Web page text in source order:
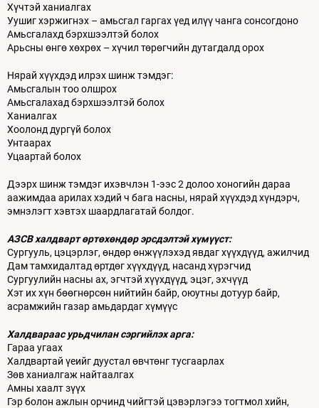
Хүчтэй ханиалгах
Уушиг хэржигнэх – амьсгал гаргах үед илүү чанга сонсогдоно
Амьсгалахд бэрхшээлтэй болох
Арьсны өнгө хөхрөх – хүчил төрөгчийн дутагдалд орох
Нярай хүүхдэд илрэх шинж тэмдэг:
Амьсгалын тоо олшрох
Амьсгалахад бэрхшээлтэй болох
Ханиалгах
Хоолонд дургүй болох
Унтаарах
Уцаартай болох
Дээрх шинж тэмдэг ихэвчлэн 1-ээс 2 долоо хоногийн дараа
аажимдаа арилах хэдий ч бага насны, нярай хүүхдэд хүндэрч,
эмнэлэгт хэвтэх шаардлагатай болдог.
АЗСВ халдварт өртөхөндөр эрсдэлтэй хүмүүст:
Сургууль, цэцэрлэг, өндөр өнжүүлэхэд явдаг хүүхдүүд, ажилчид
Дам тамхидалтад өртдөг хүүхдүүд, насанд хүрэгчид
Сургуулийн насны ах, эгчтэй хүүхдүүд, эцэг, эхчүүд
Хэт их хүн бөөгнөрсөн нийтийн байр, оюутны дотуур байр,
асрамжийн газар амьдардаг хүмүүс
Халдвараас урьдчилан сэргийлэх арга:
Гараа угаах
Халдвартай үеийг дуустал өвчтөнг тусгаарлах
Зөв ханиалгаж найтаалгах
Амны хаалт зүүх
Гэр болон ажлын орчинд чийгтэй цэвэрлэгээ тогтмол хийн,